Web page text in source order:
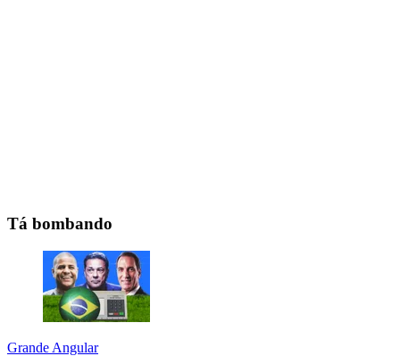
Tá bombando
Grande Angular